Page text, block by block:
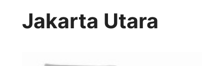
Jakarta Utara